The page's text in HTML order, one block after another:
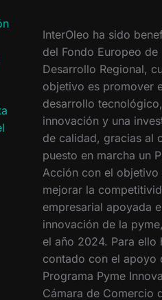
InterOleo ha sido
del Fondo Europeo de
Desarrollo Regional,
objetivo es promover
desarrollo
innovación y una
de calidad, gracias al
puesto en marcha un
Acción con el objetivo
mejorar la
empresarial apoyada
innovación de la
el año 2024. Para ello
contado con el apoyo
Programa Pyme
Cámara de Comercio